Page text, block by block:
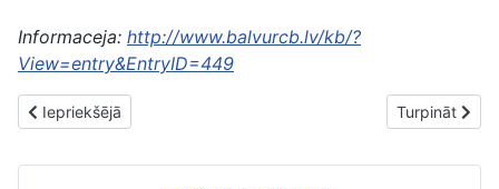
Informaceja: http://www.balvurcb.lv/kb/?
View=entry&EntryID=449
Iepriekšējais raksts: Benislavsku dzymtys viesturis loppusis
Iepriekšējā Nākamais
Turpināt